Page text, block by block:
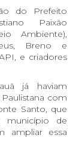
do Prefeito
Paixão
Ambiente),
Breno e
e criadores
já haviam
com
Santo, que
município de
ampliar essa